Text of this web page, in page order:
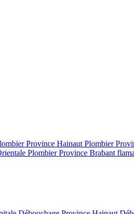
Province Hainaut Plombier
Plombier Province Brabant